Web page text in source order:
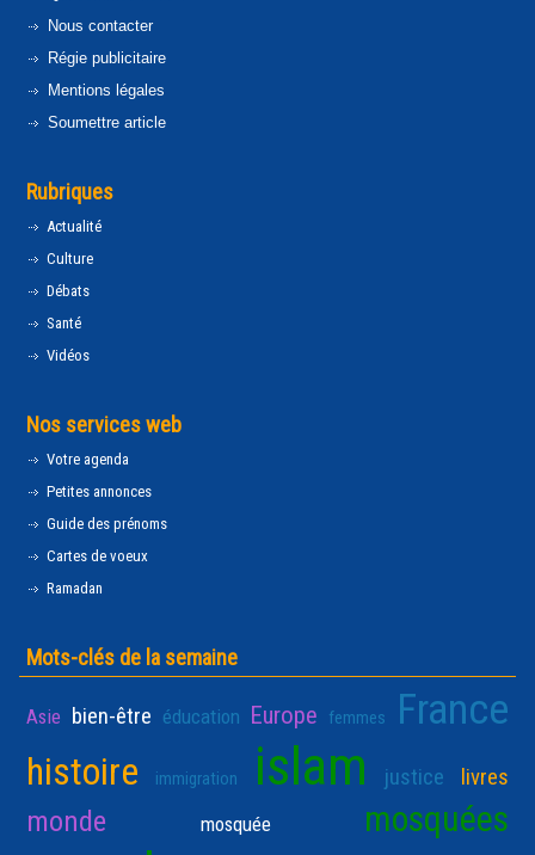
Nous contacter
Régie publicitaire
Mentions légales
Soumettre article
Rubriques
Actualité
Culture
Débats
Santé
Vidéos
Nos services web
Votre agenda
Petites annonces
Guide des prénoms
Cartes de voeux
Ramadan
Mots-clés de la semaine
Asie bien-être éducation Europe femmes France
histoire immigration islam justice livres
monde mosquée mosquées